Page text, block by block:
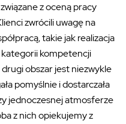
z oceną pracy
zwrócili uwagę na
takie jak realizacja
kategorii kompetencji
obszar jest niezwykle
pomyślnie i dostarczała
jednoczesnej atmosferze
z nich opiekujemy z